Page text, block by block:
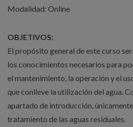
Modalidad: Online
OBJETIVOS:
El propósito general de este curso
los conocimientos necesarios para
el mantenimiento, la operación y el
que conlleve la utilización del agua.
apartado de introducción,
tratamiento de las aguas residuales.